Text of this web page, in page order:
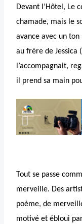
Devant l’Hôtel, Le
chamade, mais le
avance avec un
au frère de Jessica
l’accompagnait,
il prend sa main
Tout se passe
merveille. Des
poème, de
motivé et ébloui